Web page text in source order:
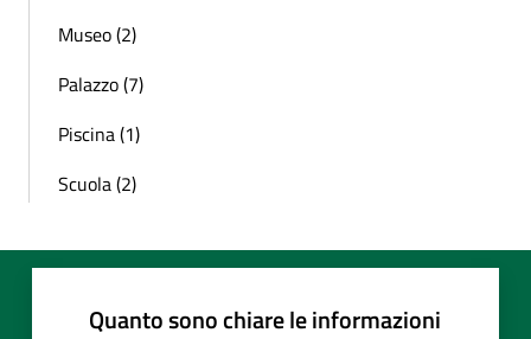
Museo (2)
Palazzo (7)
Piscina (1)
Scuola (2)
Quanto sono chiare le informazioni